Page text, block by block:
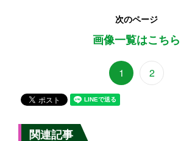
次のページ
画像一覧はこちら
1 2
関連記事